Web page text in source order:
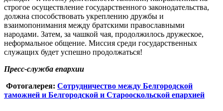
строгое осуществление государственного законодательства,
должна способствовать укреплению дружбы и
взаимопонимания между братскими православными
народами. Затем, за чашкой чая, продолжилось дружеское,
неформальное общение. Миссия среди государственных
служащих будет успешно продолжаться!
Пресс-служба епархии
Фотогалерея: Сотрудничество между Белгородской
таможней и Белгородской и Старооскольской епархией